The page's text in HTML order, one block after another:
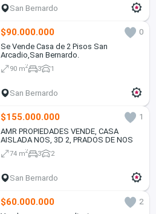
San Bernardo
$90.000.000
0
Se Vende Casa de 2 Pisos San
Arcadio,San Bernardo.
90 m2 3 1
San Bernardo
$155.000.000
1
AMR PROPIEDADES VENDE, CASA
AISLADA NOS, 3D 2, PRADOS DE NOS
74 m2 3 2
San Bernardo
$60.000.000
2